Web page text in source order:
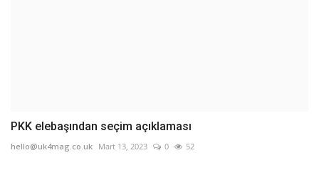
PKK elebaşından seçim açıklaması
hello@uk4mag.co.uk Mart 13, 2023 0 52